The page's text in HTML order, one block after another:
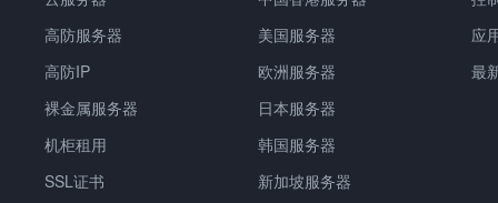
高防服务器
高防IP
裸金属服务器
机柜租用
SSL证书
美国服务器
欧洲服务器
日本服务器
韩国服务器
新加坡服务器
应
最